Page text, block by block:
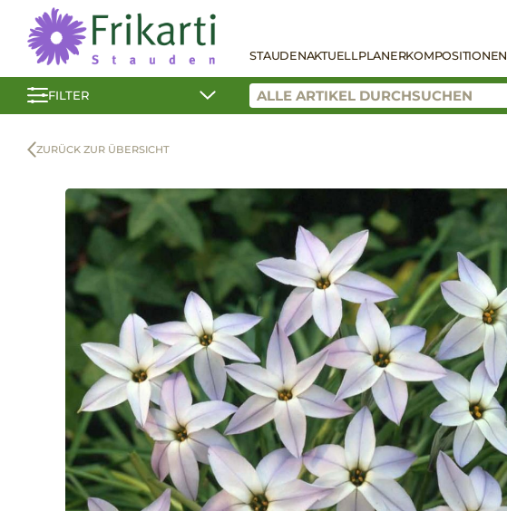
STAUDENAKTUELLPLANERKOMPOSITIONEN
FILTER
ZURÜCK ZUR ÜBERSICHT